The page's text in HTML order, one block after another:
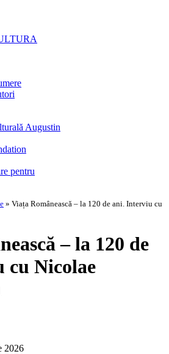
Augustin
pentru
» Viața Românească – la 120 de ani. Interviu cu
– la 120 de
Nicolae
2026